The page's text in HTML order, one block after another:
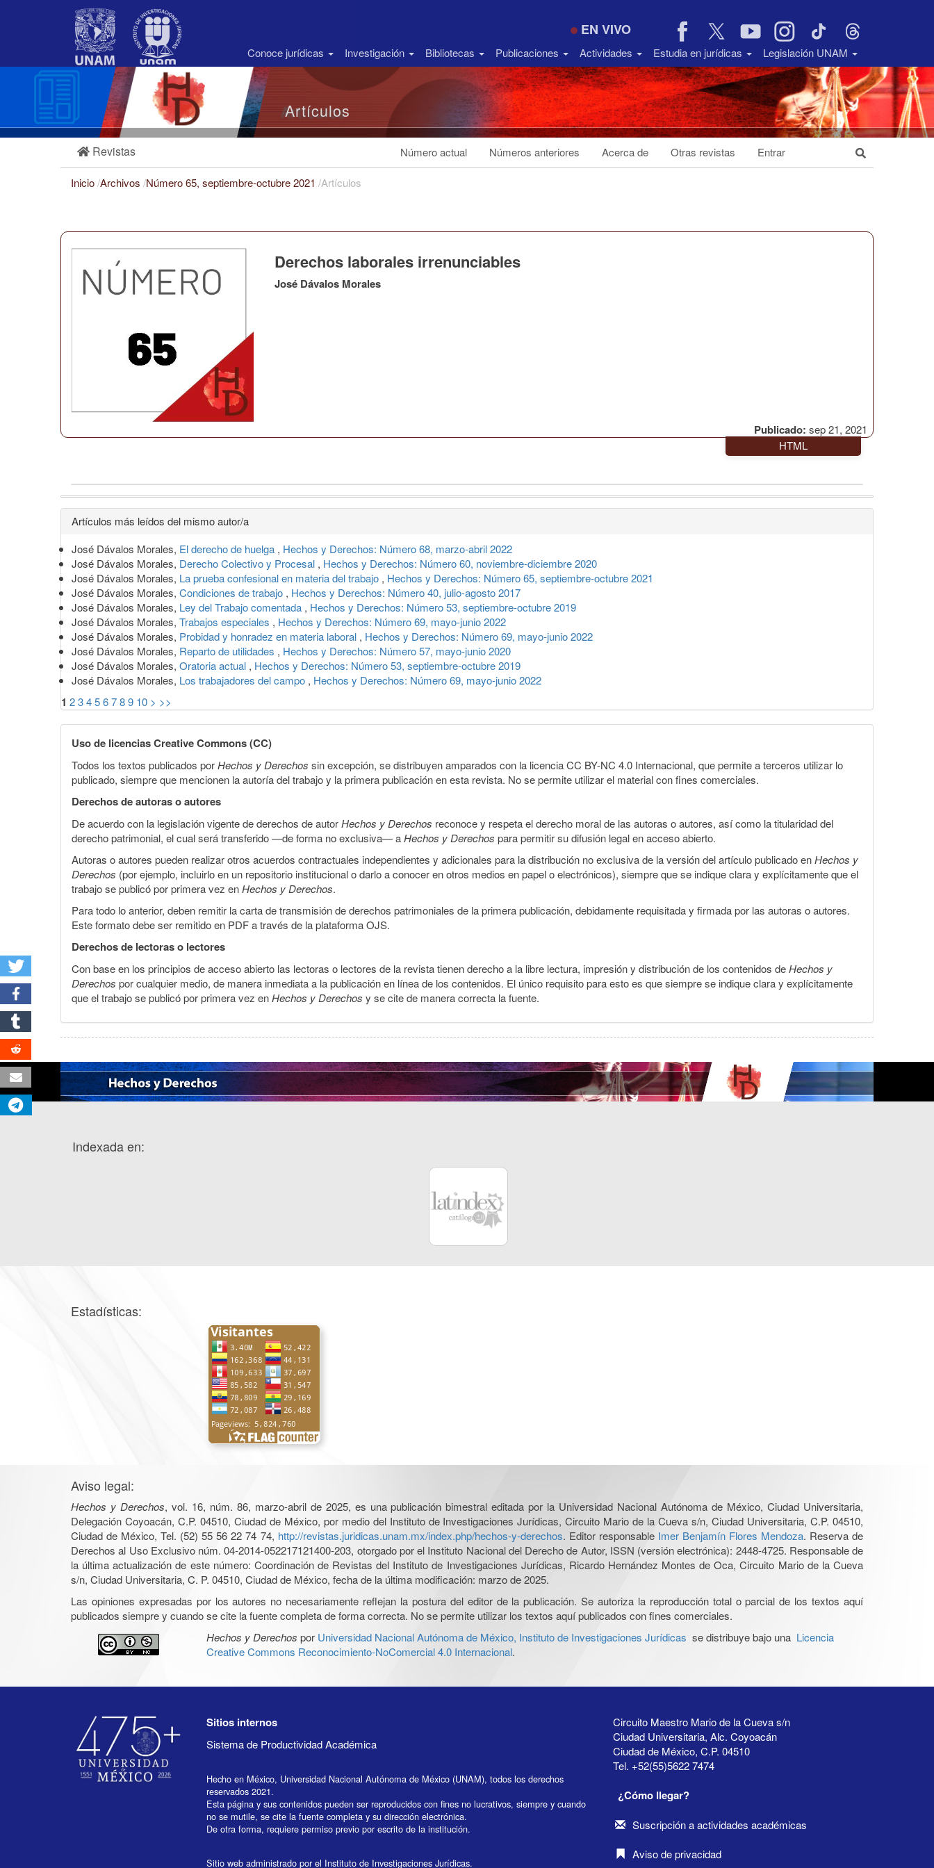
Barra
EN VIVO
Conoce jurídicas Investigación Bibliotecas Publicaciones Actividades Estudia en jurídicas Legislación UNAM
Artículos
Revistas Número actual Números anteriores Acerca de Otras revistas Entrar
Inicio/Archivos /Número 65, septiembre-octubre 2021 /Artículos
Publicado: sep 21, 2021
Derechos laborales irrenunciables
José Dávalos Morales
HTML
Detalles
del
artículo
Artículos más leídos del mismo autor/a
José Dávalos Morales, El derecho de huelga , Hechos y Derechos: Número 68, marzo-abril 2022
José Dávalos Morales, Derecho Colectivo y Procesal , Hechos y Derechos: Número 60, noviembre-diciembre 2020
José Dávalos Morales, La prueba confesional en materia del trabajo , Hechos y Derechos: Número 65, septiembre-octubre 2021
José Dávalos Morales, Condiciones de trabajo , Hechos y Derechos: Número 40, julio-agosto 2017
José Dávalos Morales, Ley del Trabajo comentada , Hechos y Derechos: Número 53, septiembre-octubre 2019
José Dávalos Morales, Trabajos especiales , Hechos y Derechos: Número 69, mayo-junio 2022
José Dávalos Morales, Probidad y honradez en materia laboral , Hechos y Derechos: Número 69, mayo-junio 2022
José Dávalos Morales, Reparto de utilidades , Hechos y Derechos: Número 57, mayo-junio 2020
José Dávalos Morales, Oratoria actual , Hechos y Derechos: Número 53, septiembre-octubre 2019
José Dávalos Morales, Los trabajadores del campo , Hechos y Derechos: Número 69, mayo-junio 2022
1 23456789 10 > >>
Uso de licencias Creative Commons (CC)
Todos los textos publicados porHechos y Derechos sin excepción, se distribuyen amparados con la licencia CC BY-NC 4.0 Internacional, que permite a terceros utilizar lo
publicado, siempre que mencionen la autoría del trabajo y la primera publicación en esta revista. No se permite utilizar el material con fines comerciales.
Derechos de autoras o autores
De acuerdo con la legislación vigente de derechos de autorHechos y Derechos reconoce y respeta el derecho moral de las autoras o autores, así como la titularidad del
derecho patrimonial, el cual será transferido —de forma no exclusiva— aHechos y Derechos para permitir su difusión legal en acceso abierto.
Autoras o autores pueden realizar otros acuerdos contractuales independientes y adicionales para la distribución no exclusiva de la versión del artículo publicado enHechos y
Derechos (por ejemplo, incluirlo en un repositorio institucional o darlo a conocer en otros medios en papel o electrónicos), siempre que se indique clara y explícitamente que el
trabajo se publicó por primera vez enHechos y Derechos.
Para todo lo anterior, deben remitir la carta de transmisión de derechos patrimoniales de la primera publicación, debidamente requisitada y firmada por las autoras o autores.
Este formato debe ser remitido en PDF a través de la plataforma OJS.
Derechos de lectoras o lectores
Con base en los principios de acceso abierto las lectoras o lectores de la revista tienen derecho a la libre lectura, impresión y distribución de los contenidos deHechos y
Derechos por cualquier medio, de manera inmediata a la publicación en línea de los contenidos. El único requisito para esto es que siempre se indique clara y explícitamente
que el trabajo se publicó por primera vez enHechos y Derechos y se cite de manera correcta la fuente.
Indexada en:
Estadísticas:
Aviso legal:
Hechos y Derechos, vol. 16, núm. 86, marzo-abril de 2025, es una publicación bimestral editada por la Universidad Nacional Autónoma de México, Ciudad Universitaria,
Delegación Coyoacán, C.P. 04510, Ciudad de México, por medio del Instituto de Investigaciones Jurídicas, Circuito Mario de la Cueva s/n, Ciudad Universitaria, C.P. 04510,
Ciudad de México, Tel. (52) 55 56 22 74 74, http://revistas.juridicas.unam.mx/index.php/hechos-y-derechos. Editor responsable Imer Benjamín Flores Mendoza. Reserva de
Derechos al Uso Exclusivo núm. 04-2014-052217121400-203, otorgado por el Instituto Nacional del Derecho de Autor, ISSN (versión electrónica): 2448-4725. Responsable de
la última actualización de este número: Coordinación de Revistas del Instituto de Investigaciones Jurídicas, Ricardo Hernández Montes de Oca, Circuito Mario de la Cueva
s/n, Ciudad Universitaria, C. P. 04510, Ciudad de México, fecha de la última modificación: marzo de 2025.
Las opiniones expresadas por los autores no necesariamente reflejan la postura del editor de la publicación. Se autoriza la reproducción total o parcial de los textos aquí
publicados siempre y cuando se cite la fuente completa de forma correcta. No se permite utilizar los textos aquí publicados con fines comerciales.
Hechos y Derechos por Universidad Nacional Autónoma de México, Instituto de Investigaciones Jurídicas se distribuye bajo una Licencia
Creative Commons Reconocimiento-NoComercial 4.0 Internacional.
Sitios internos
Sistema de Productividad Académica
Hecho en México, Universidad Nacional Autónoma de México (UNAM), todos los derechos
reservados 2021.
Esta página y sus contenidos pueden ser reproducidos con fines no lucrativos, siempre y cuando
no se mutile, se cite la fuente completa y su dirección electrónica.
De otra forma, requiere permiso previo por escrito de la institución.
Sitio web administrado por el Instituto de Investigaciones Jurídicas.
Circuito Maestro Mario de la Cueva s/n
Ciudad Universitaria, Alc. Coyoacán
Ciudad de México, C.P. 04510
Tel. +52(55)5622 7474
¿Cómo llegar?
Suscripción a actividades académicas
Aviso de privacidad